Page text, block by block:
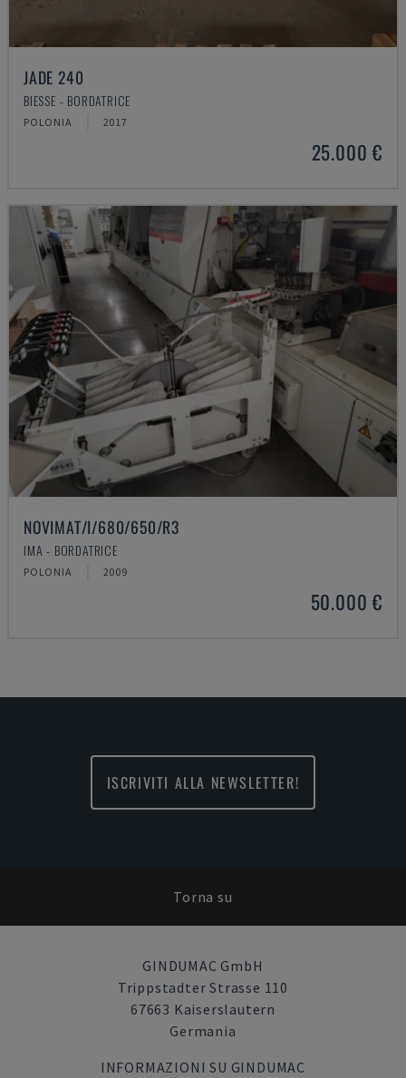
JADE 240
BIESSE - BORDATRICE
POLONIA 2017
25.000 €
NOVIMAT/I/680/650/R3
IMA - BORDATRICE
POLONIA 2009
50.000 €
ISCRIVITI ALLA NEWSLETTER!
Torna su
GINDUMAC GmbH
Trippstadter Strasse 110
67663 Kaiserslautern
Germania
INFORMAZIONI SU GINDUMAC